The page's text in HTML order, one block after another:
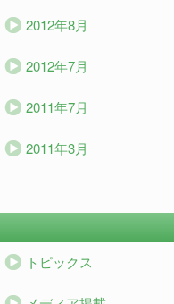
2012年8月
2012年7月
2011年7月
2011年3月
トピックス